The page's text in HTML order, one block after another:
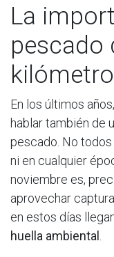
La
pescado
En los últimos
hablar también de
pescado. No
ni en cualquier
noviembre es,
aprovechar
en estos días
huella ambiental